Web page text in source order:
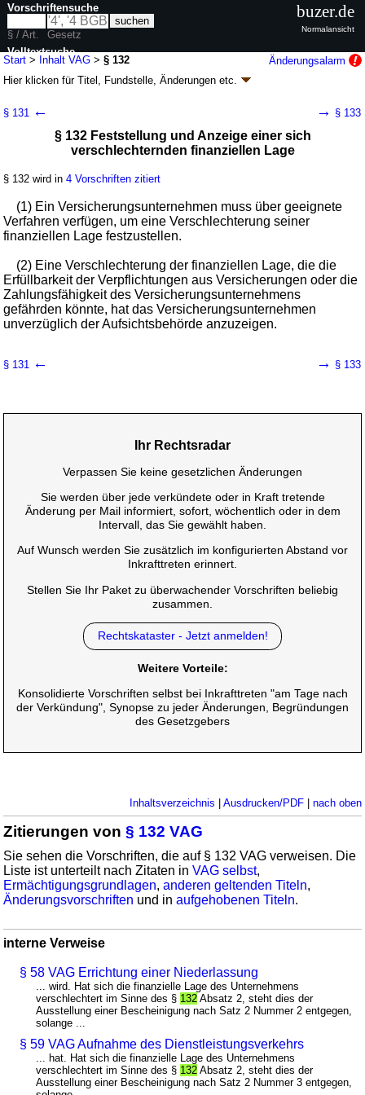
Start > Inhalt VAG >§ 132
Änderungsalarm
Hier klicken fürTitel, Fundstelle, Änderungen etc.
G. v. 25.03.2026BGBl. 2026 I Nr. 81
Geltung ab 01.01.2016, abweichend sieheArtikel 3 ; FNA: 7631-11
60 weitere Fassungen | Drucksachen / Entwurf / Begründung
Teil 2 Vorschriften für die Erstversicherung und die
Rückversicherung
Abschnitt 4 Versicherungsunternehmen in
besonderen Situationen
§ 131 ← → § 133
§ 132 Feststellung und Anzeige einer sich
verschlechternden finanziellen Lage
§ 132 wird in4 Vorschriften zitiert
(1) Ein Versicherungsunternehmen muss über geeignete
Verfahren verfügen, um eine Verschlechterung seiner
finanziellen Lage festzustellen.
(2) Eine Verschlechterung der finanziellen Lage, die die
Erfüllbarkeit der Verpflichtungen aus Versicherungen oder die
Zahlungsfähigkeit des Versicherungsunternehmens
gefährden könnte, hat das Versicherungsunternehmen
unverzüglich der Aufsichtsbehörde anzuzeigen.
§ 131 ← → § 133
Ihr Rechtsradar
Verpassen Sie keine gesetzlichen Änderungen
Sie werden über jede verkündete oder in Kraft tretende
Änderung per Mail informiert, sofort, wöchentlich oder in dem
Intervall, das Sie gewählt haben.
Auf Wunsch werden Sie zusätzlich im konfigurierten Abstand vor
Inkrafttreten erinnert.
Stellen Sie Ihr Paket zu überwachender Vorschriften beliebig
zusammen.
Rechtskataster - Jetzt anmelden!
Weitere Vorteile:
Konsolidierte Vorschriften selbst bei Inkrafttreten "am Tage nach
der Verkündung", Synopse zu jeder Änderungen, Begründungen
des Gesetzgebers
Inhaltsverzeichnis Ausdrucken/PDF| nach oben
Zitierungen von§ 132 VAG
Sie sehen die Vorschriften, die auf § 132 VAG verweisen. Die
Liste ist unterteilt nach Zitaten inVAG selbst,
Ermächtigungsgrundlagen,anderen geltenden Titeln,
Änderungsvorschriften und inaufgehobenen Titeln.
interne Verweise
§ 58 VAG Errichtung einer Niederlassung
... wird. Hat sich die finanzielle Lage des Unternehmens
verschlechtert im Sinne des § 132 Absatz 2, steht dies der
Ausstellung einer Bescheinigung nach Satz 2 Nummer 2 entgegen,
solange ...
§ 59 VAG Aufnahme des Dienstleistungsverkehrs
... hat. Hat sich die finanzielle Lage des Unternehmens
verschlechtert im Sinne des § 132 Absatz 2, steht dies der
Ausstellung einer Bescheinigung nach Satz 2 Nummer 3 entgegen,
Vorschriftensuche
§ / Art.
Gesetz
Volltextsuche
nur in VAG
buzer.de
Normalansicht